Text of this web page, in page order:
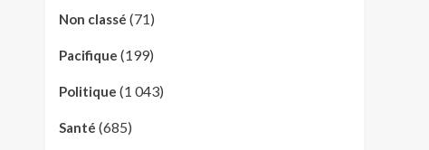
Non classé (71)
Pacifique (199)
Politique (1 043)
Santé (685)